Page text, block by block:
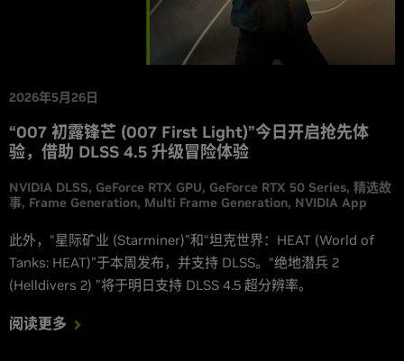
2026年5月26日
“007 初露锋芒 (007 First Light)”今日开启抢先体
验，借助 DLSS 4.5 升级冒险体验
NVIDIA DLSS GeForce RTX GPU GeForce RTX 50 Series 精选故
事 Frame Generation Multi Frame Generation NVIDIA App
此外，“星际矿业 (Starminer)”和“坦克世界：HEAT (World of
Tanks: HEAT)”于本周发布，并支持 DLSS。“绝地潜兵 2
(Helldivers 2) ”将于明日支持 DLSS 4.5 超分辨率。
阅读更多